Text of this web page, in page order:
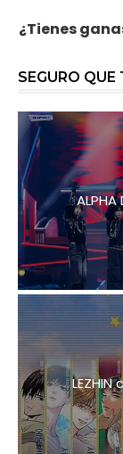
¿Tienes
SEGURO